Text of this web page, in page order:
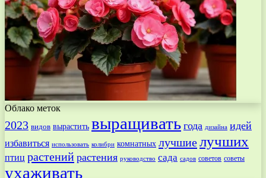
Облако меток
2023 видов вырастить выращивать года дизайна идей
избавиться использовать колибри комнатных лучшиелучших
птиц растений растения руководство сада садов советов советы
ухаживать